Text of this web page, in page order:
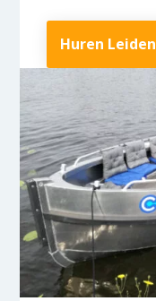
Huren Leiden